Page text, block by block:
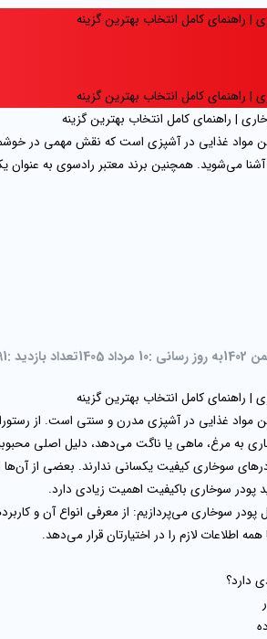
راهنمای کامل انتخاب بهترین گزینه
راهنمای کامل انتخاب بهترین گزینه
غذایی در آشپزی است که نقش مهمی در خوشمزه
می‌شوید. همچنین برند معتبر رادسوی به
به روز رسانی :10 مرداد 1405 تعداد بازدید :
راهنمای کامل انتخاب بهترین گزینه
غذایی در آشپزی مدرن و سنتی است. از
به مرغ، ماهی یا ناگت می‌دهد، دلیل اصلی
سوخاری کیفیت یکسانی ندارند. بعضی از
پودر سوخاری باکیفیت اهمیت زیادی دارد.
پودر سوخاری می‌پردازیم: از معرفی انواع آن و
اطلاعات لازم را در اختیارتان قرار می‌دهد.
دارد؟